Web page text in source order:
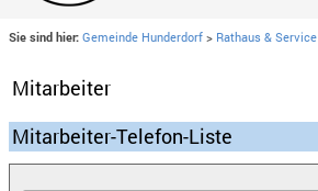
Sie sind hier: Gemeinde Hunderdorf > Rathaus & Service
Mitarbeiter
Mitarbeiter-Telefon-Liste